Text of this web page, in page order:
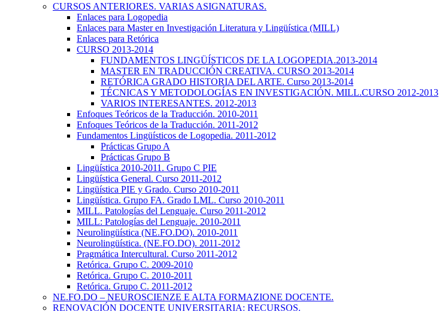
CURSOS ANTERIORES. VARIAS ASIGNATURAS.
Enlaces para Logopedia
Enlaces para Master en Investigación Literatura y Lingüística (MILL)
Enlaces para Retórica
CURSO 2013-2014
FUNDAMENTOS LINGÜÍSTICOS DE LA LOGOPEDIA.2013-2014
MASTER EN TRADUCCIÓN CREATIVA. CURSO 2013-2014
RETÓRICA GRADO HISTORIA DEL ARTE. Curso 2013-2014
TÉCNICAS Y METODOLOGÍAS EN INVESTIGACIÓN. MILL.CURSO 2012-2013
VARIOS INTERESANTES. 2012-2013
Enfoques Teóricos de la Traducción. 2010-2011
Enfoques Teóricos de la Traducción. 2011-2012
Fundamentos Lingüísticos de Logopedia. 2011-2012
Prácticas Grupo A
Prácticas Grupo B
Lingüística 2010-2011. Grupo C PIE
Lingüística General. Curso 2011-2012
Lingüística PIE y Grado. Curso 2010-2011
Lingüística. Grupo FA. Grado LML. Curso 2010-2011
MILL. Patologías del Lenguaje. Curso 2011-2012
MILL: Patologías del Lenguaje. 2010-2011
Neurolingüística (NE.FO.DO). 2010-2011
Neurolingüística. (NE.FO.DO). 2011-2012
Pragmática Intercultural. Curso 2011-2012
Retórica. Grupo C. 2009-2010
Retórica. Grupo C. 2010-2011
Retórica. Grupo C. 2011-2012
NE.FO.DO – NEUROSCIENZE E ALTA FORMAZIONE DOCENTE.
RENOVACIÓN DOCENTE UNIVERSITARIA: RECURSOS.